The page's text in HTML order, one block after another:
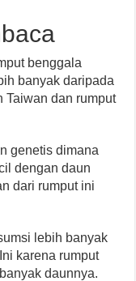
benggala
banyak daripada
Taiwan dan rumput
genetis dimana
dengan daun
dari rumput ini
lebih banyak
karena rumput
daunnya.